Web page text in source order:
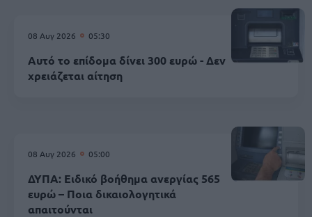
08 Αυγ 2026 05:30
Αυτό το επίδομα δίνει 300 ευρώ - Δεν
χρειάζεται αίτηση
08 Αυγ 2026 05:00
ΔΥΠΑ: Ειδικό βοήθημα ανεργίας 565
ευρώ – Ποια δικαιολογητικά
απαιτούνται